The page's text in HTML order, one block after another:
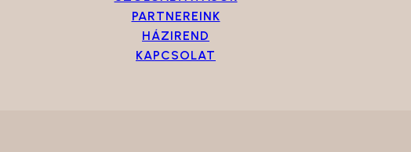
PARTNEREINK
HÁZIREND
KAPCSOLAT